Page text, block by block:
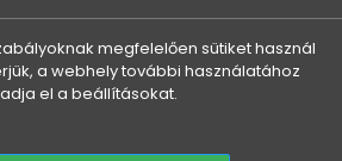
Veneti CZ
megfelelően sütiket használ
a webhely további használatához
el a beállításokat.